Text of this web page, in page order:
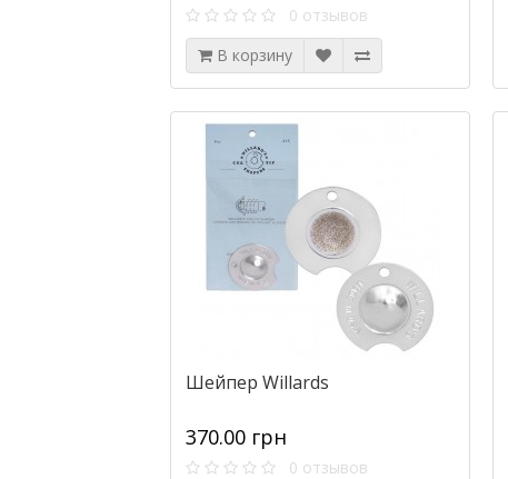
0 отзывов
В корзину
Шейпер Willards
370.00 грн
0 отзывов